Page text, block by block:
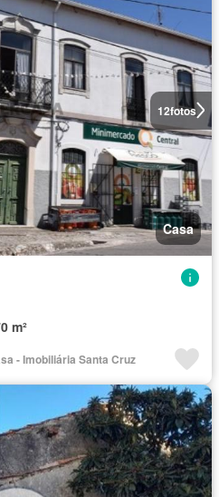
12fotos
Casa
m²
- Imobiliária Santa Cruz